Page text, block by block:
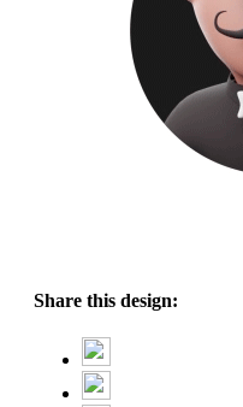
Share this design: